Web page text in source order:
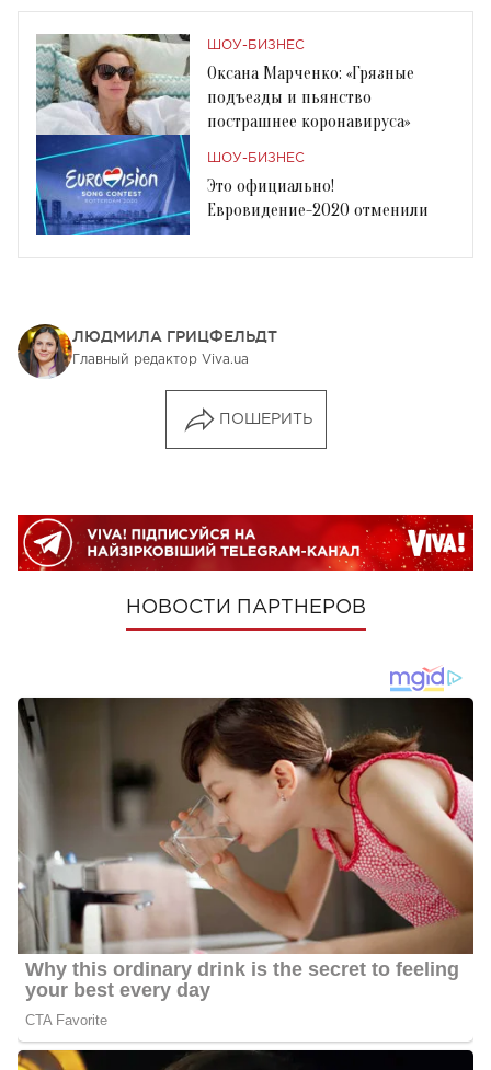
ШОУ-БИЗНЕС
Оксана Марченко: «Грязные
подъезды и пьянство
пострашнее коронавируса»
ШОУ-БИЗНЕС
Это официально!
Евровидение-2020 отменили
ЛЮДМИЛА ГРИЦФЕЛЬДТ
Главный редактор Viva.ua
ПОШЕРИТЬ
НОВОСТИ ПАРТНЕРОВ